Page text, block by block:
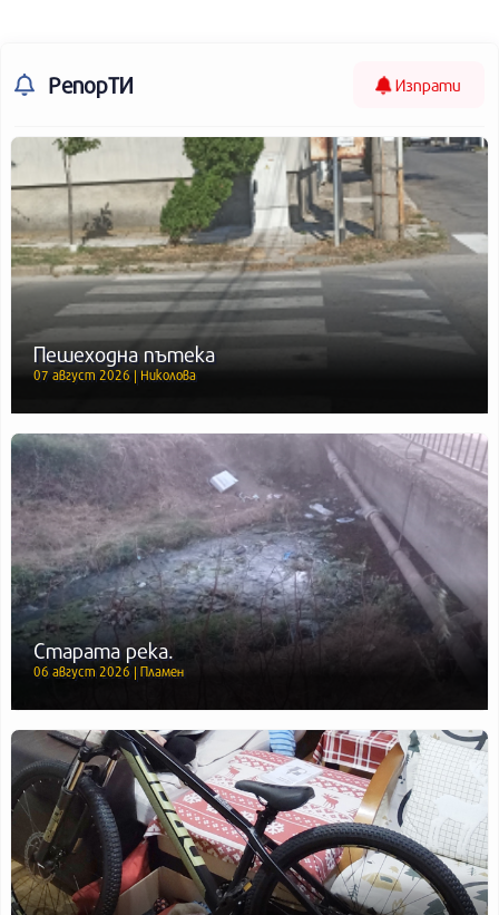
РепорТИ Изпрати
Пешеходна пътека
07 август 2026 | Николова
Старата река.
06 август 2026 | Пламен